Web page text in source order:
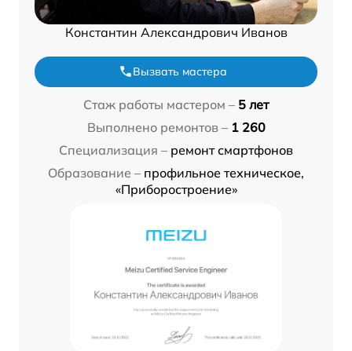
Константин Александрович Иванов
Вызвать мастера
Стаж работы мастером – 5 лет
Выполнено ремонтов – 1 260
Специализация – ремонт смартфонов
Образование – профильное техническое,
«Приборостроение»